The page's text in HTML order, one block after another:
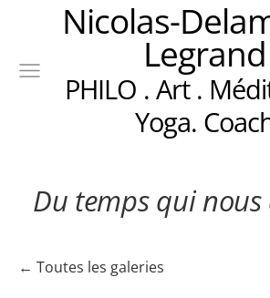
Nicolas-
Legrand
PHILO . Art .
Yoga.
Du temps qui
Toutes les galeries